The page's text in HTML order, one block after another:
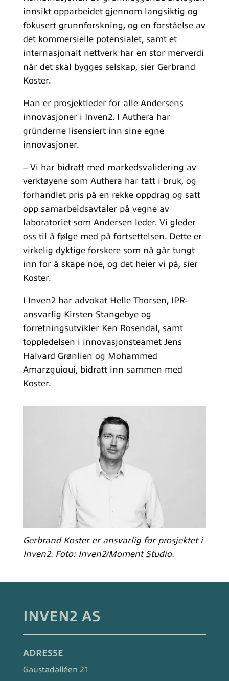
innsikt opparbeidet gjennom langsiktig og
fokusert grunnforskning, og en forståelse av
det kommersielle potensialet, samt et
internasjonalt nettverk har en stor merverdi
når det skal bygges selskap, sier Gerbrand
Koster.
Han er prosjektleder for alle Andersens
innovasjoner i Inven2. I Authera har
gründerne lisensiert inn sine egne
innovasjoner.
– Vi har bidratt med markedsvalidering av
verktøyene som Authera har tatt i bruk, og
forhandlet pris på en rekke oppdrag og satt
opp samarbeidsavtaler på vegne av
laboratoriet som Andersen leder. Vi gleder
oss til å følge med på fortsettelsen. Dette er
virkelig dyktige forskere som nå går tungt
inn for å skape noe, og det heier vi på, sier
Koster.
I Inven2 har advokat Helle Thorsen, IPR-
ansvarlig Kirsten Stangebye og
forretningsutvikler Ken Rosendal, samt
toppledelsen i innovasjonsteamet Jens
Halvard Grønlien og Mohammed
Amarzguioui, bidratt inn sammen med
Koster.
Gerbrand Koster er ansvarlig for prosjektet i
Inven2. Foto: Inven2/Moment Studio.
INVEN2 AS
ADRESSE
Gaustadalléen 21